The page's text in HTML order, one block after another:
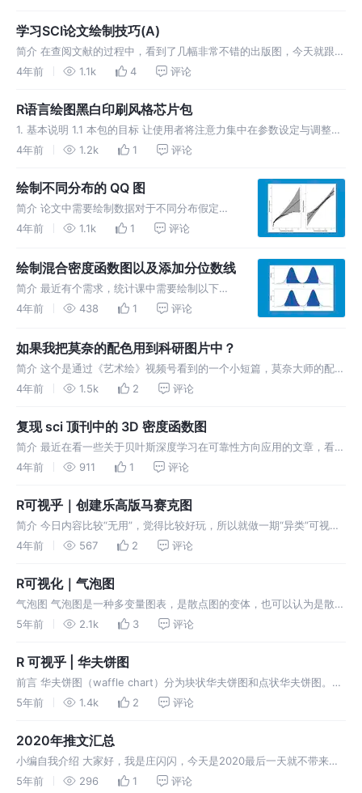
添
学习SCI论文绘制技巧(A)
简介 在查阅文献的过程中，看到了几幅非常不错的出版图，今天就跟着
小编一起学习下，他们是怎么使用 R 绘制出来的。 今天主要介绍第一
上了箭
4年前 1.1k 4 评论
R语言绘图黑白印刷风格芯片包
1. 基本说明 1.1 本包的目标 让使用者将注意力集中在参数设定与调整
上，而不是代码使用的细节，类似于一个芯片封装的过程。对几个常用
考。
4年前 1.2k 1 评论
绘制不同分布的 QQ 图
简介 论文中需要绘制数据对于不同分布假定下
的 QQ 图。这里小编主要是使用 qqplotr 包进
qqplotr。 简单版本 绘制正态分布的 Q
4年前 1.1k 1 评论
绘制混合密度函数图以及添加分位数线
简介 最近有个需求，统计课中需要绘制以下图
形： 这里我主要使用 ggridges 包中的
前做过一期内容，可见： 。读者需要进一步阅
读课
4年前 438 1 评论
如果我把莫奈的配色用到科研图片中？
简介 这个是通过《艺术绘》视频号看到的一个小短篇，莫奈大师的配色
果真高级。于是小编有了这么一个想法：虽然我不会画画，但是我会画
使用这些配色
4年前 1.5k 2 评论
复现 sci 顶刊中的 3D 密度函数图
简介 最近在看一些关于贝叶斯深度学习在可靠性方向应用的文章，看到
下面这篇文章，发表在可靠性方向顶刊的 ITR 中。 本文主要介绍使用贝
得到
4年前 911 1 评论
R可视乎｜创建乐高版马赛克图
简介 今日内容比较“无用”，觉得比较好玩，所以就做一期“异类”可视化
啦！主要介绍下 brickr 包，它将乐高（LEGO） 带入 R 和 tidyverse
4年前 567 2 评论
R可视化｜气泡图
气泡图 气泡图是一种多变量图表，是散点图的变体，也可以认为是散点
图和百分比区域图的组合。气泡图最基本的用法是使用三个值来确定每
析数据之间的
5年前 2.1k 3 评论
R 可视乎 | 华夫饼图
前言 华夫饼图（waffle chart）分为块状华夫饼图和点状华夫饼图。它
是展示总数据的组类别情况的一种有效图表。它是西方的一种 由小方格
5年前 1.4k 2 评论
2020年推文汇总
小编自我介绍 大家好，我是庄闪闪，今天是2020最后一天就不带来干
货啦，来介绍下我和我们的公众号。我是一名应用统计研究生。由于数
5年前 296 1 评论